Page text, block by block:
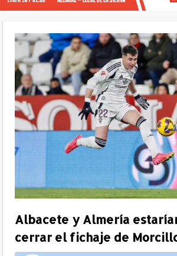
Albacete y Almería
cerrar el fichaje de